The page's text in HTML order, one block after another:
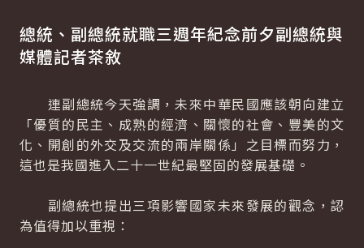
總統、副總統就職三週年紀念前夕副總統與
媒體記者茶敘
連副總統今天強調，未來中華民國應該朝向建立
「優質的民主、成熟的經濟、關懷的社會、豐美的文
化、開創的外交及交流的兩岸關係」之目標而努力，
這也是我國進入二十一世紀最堅固的發展基礎。
副總統也提出三項影響國家未來發展的觀念，認
為值得加以重視：